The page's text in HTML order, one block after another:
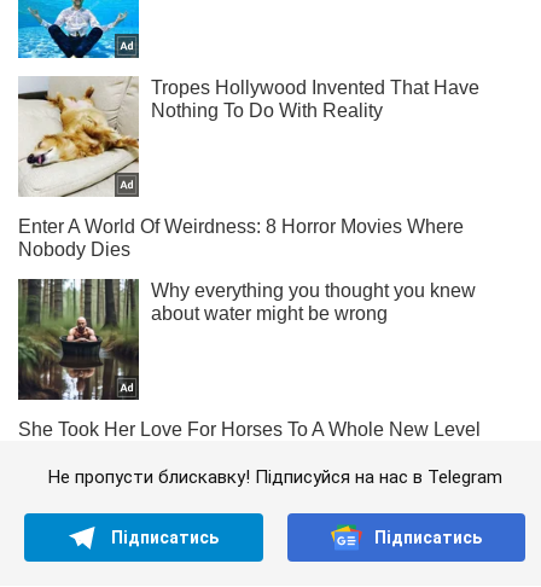
Не пропусти блискавку! Підписуйся на нас в Telegram
Підписатись Підписатись